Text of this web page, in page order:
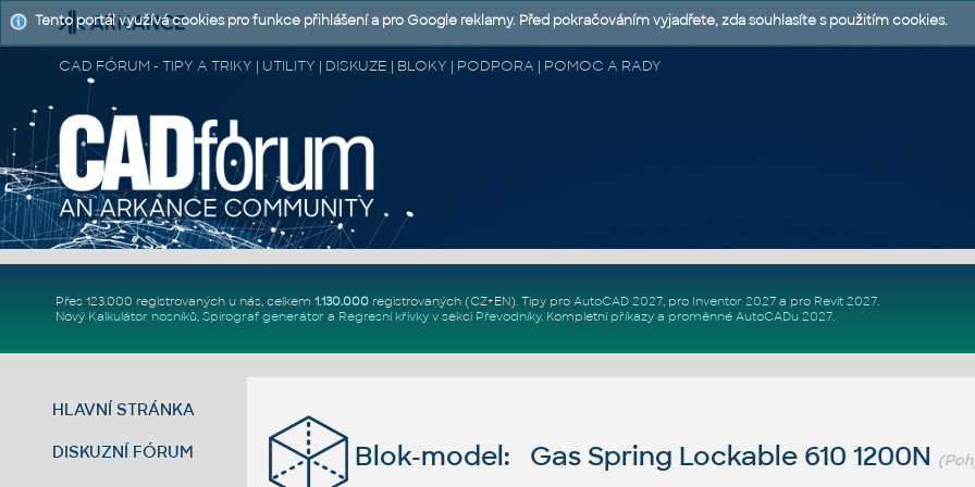
CAD FÓRUM - TIPY A TRIKY | UTILITY | DISKUZE | BLOKY | PODPORA | POMOC A RADY
Přes 123.000 registrovaných u nás, celkem 1.130.000registrovaných (CZ+EN). Tipy pro AutoCAD 2027, pro Inventor 2027a pro Revit 2027.
Nový Kalkulátor nosníků, Spirograf generátor a Regresní křivkyv sekci Převodníky. Kompletní příkazya proměnné AutoCADu 2027.
HLAVNÍ STRÁNKA
DISKUZNÍ FÓRUM Blok-model: Gas Spring Lockable 610 1200N
Tento portál využívá cookies pro funkce přihlášení a pro Google reklamy. Před pokračováním vyjadřete, zda souhlasíte s použitím cookies.